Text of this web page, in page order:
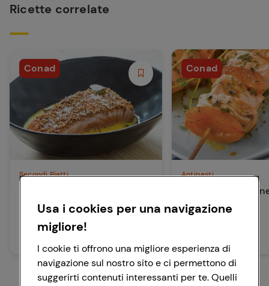
Ricette correlate
Conad
Secondi Piatti
al mango
Conad
Antipasti
Spiedini di
albicocche
Usa i cookies per una navigazione
migliore!
I cookie ti offrono una migliore esperienza di
navigazione sul nostro sito e ci permettono di
suggerirti contenuti interessanti per te. Quelli